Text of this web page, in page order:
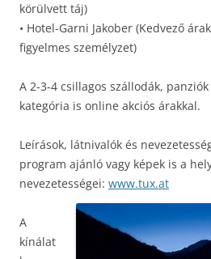
körülvett táj)
• Hotel-Garni Jakober (Kedvező
figyelmes személyzet)
A 2-3-4 csillagos szállodák,
kategória is online akciós árakkal.
Leírások, látnivalók és
program ajánló vagy képek is a
nevezetességei: www.tux.at
A
kínálat